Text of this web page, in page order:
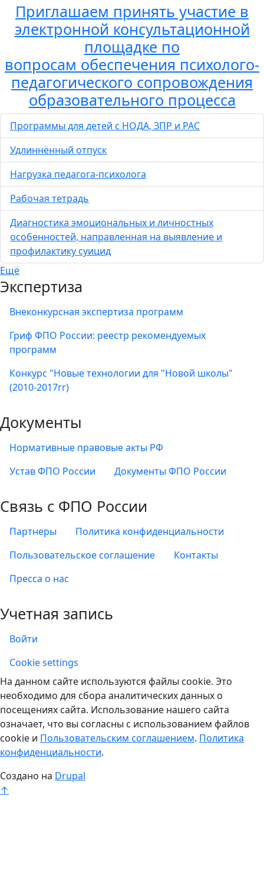
Приглашаем принять участие в
электронной консультационной
площадке по
вопросам обеспечения психолого-
педагогического сопровождения
образовательного процесса
Программы для детей с НОДА, ЗПР и РАС
Удлиннённый отпуск
Нагрузка педагога-психолога
Рабочая тетрадь
Диагностика эмоциональных и личностных
особенностей, направленная на выявление и
профилактику суицид
Ещё
Экспертиза
Внеконкурсная экспертиза программ
Гриф ФПО России: реестр рекомендуемых
программ
Конкурс "Новые технологии для "Новой школы"
(2010-2017гг)
Документы
Нормативные правовые акты РФ
Устав ФПО России
Документы ФПО России
Связь с ФПО России
Партнеры
Политика конфиденциальности
Пользовательское соглашение
Контакты
Пресса о нас
Учетная запись
Войти
Учетная запись
Cookie settings
На данном сайте используются файлы cookie. Это
необходимо для сбора аналитических данных о
посещениях сайта. Использование нашего сайта
означает, что вы согласны с использованием файлов
cookie и Пользовательским соглашением. Политика
конфиденциальности.
Создано на Drupal
↑